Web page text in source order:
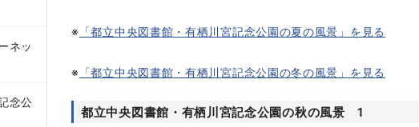
※ 「都立中央図書館・有栖川宮記念公園の夏の風景」を見る
※ 「都立中央図書館・有栖川宮記念公園の冬の風景」を見る
都立中央図書館・有栖川宮記念公園の秋の風景 1
ネッ
念公